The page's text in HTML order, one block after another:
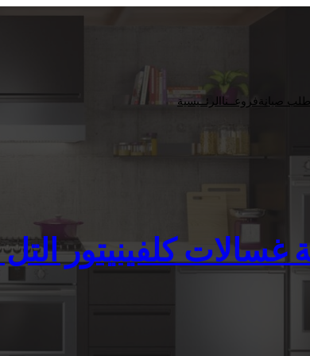
الرئــيسيةفروعــناطلب صيانة
كلفينيتور التل الكبير